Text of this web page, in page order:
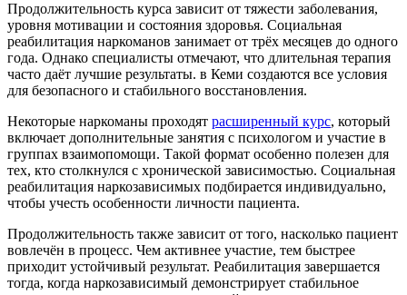
Продолжительность курса зависит от тяжести заболевания,
уровня мотивации и состояния здоровья. Социальная
реабилитация наркоманов занимает от трёх месяцев до одного
года. Однако специалисты отмечают, что длительная терапия
часто даёт лучшие результаты. в Кеми создаются все условия
для безопасного и стабильного восстановления.
Некоторые наркоманы проходят расширенный курс, который
включает дополнительные занятия с психологом и участие в
группах взаимопомощи. Такой формат особенно полезен для
тех, кто столкнулся с хронической зависимостью. Социальная
реабилитация наркозависимых подбирается индивидуально,
чтобы учесть особенности личности пациента.
Продолжительность также зависит от того, насколько пациент
вовлечён в процесс. Чем активнее участие, тем быстрее
приходит устойчивый результат. Реабилитация завершается
тогда, когда наркозависимый демонстрирует стабильное